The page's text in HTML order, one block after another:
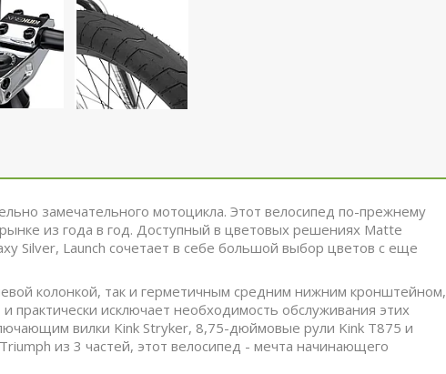
замечательного мотоцикла. Этот велосипед по-прежнему
из года в год. Доступный в цветовых решениях Matte
Silver, Launch сочетает в себе большой выбор цветов с еще
колонкой, так и герметичным средним нижним кронштейном,
практически исключает необходимость обслуживания этих
вилки Kink Stryker, 8,75-дюймовые рули Kink T875 и
из 3 частей, этот велосипед - мечта начинающего